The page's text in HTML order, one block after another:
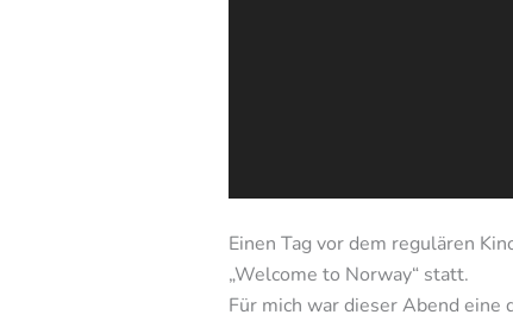
Einen Tag vor dem regulären
„Welcome to Norway“ statt.
Für mich war dieser Abend eine